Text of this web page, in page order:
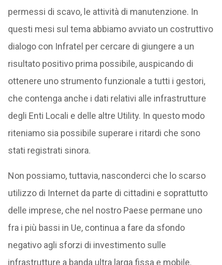
permessi di scavo, le attività di manutenzione. In
questi mesi sul tema abbiamo avviato un costruttivo
dialogo con Infratel per cercare di giungere a un
risultato positivo prima possibile, auspicando di
ottenere uno strumento funzionale a tutti i gestori,
che contenga anche i dati relativi alle infrastrutture
degli Enti Locali e delle altre Utility. In questo modo
riteniamo sia possibile superare i ritardi che sono
stati registrati sinora.
Non possiamo, tuttavia, nasconderci che lo scarso
utilizzo di Internet da parte di cittadini e soprattutto
delle imprese, che nel nostro Paese permane uno
fra i più bassi in Ue, continua a fare da sfondo
negativo agli sforzi di investimento sulle
infrastrutture a banda ultra larga fissa e mobile.